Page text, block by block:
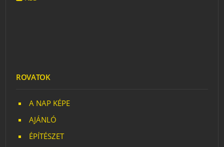
ROVATOK
A NAP KÉPE
AJÁNLÓ
ÉPÍTÉSZET